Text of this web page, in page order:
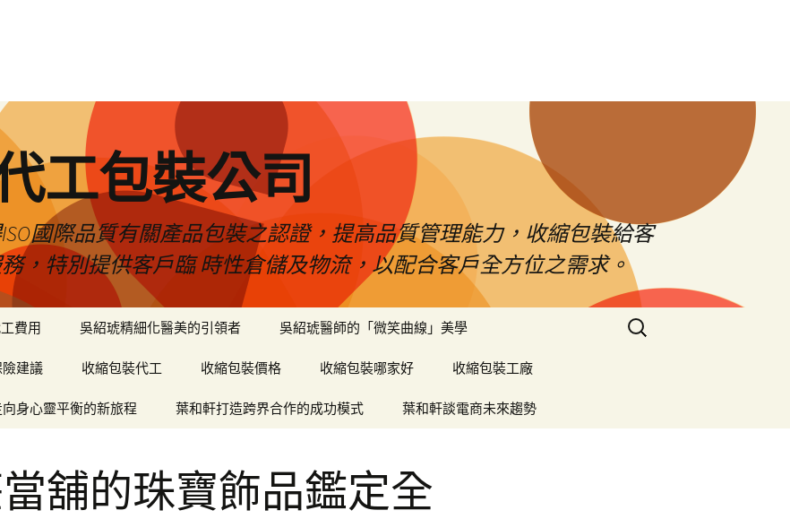
工包裝公司
國際品質有關產品包裝之認證，提高品質管理能力，收縮包裝給客
，特別提供客戶臨 時性倉儲及物流，以配合客戶全方位之需求。
費用 吳紹琥精細化醫美的引領者 吳紹琥醫師的「微笑曲線」美學
建議 收縮包裝代工 收縮包裝價格 收縮包裝哪家好 收縮包裝工廠
身心靈平衡的新旅程 葉和軒打造跨界合作的成功模式 葉和軒談電商未來趨勢
搜
尋
舖的珠寶飾品鑑定全